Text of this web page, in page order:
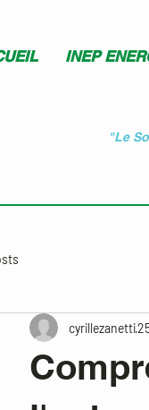
INEP
"Le
cyrillezanetti